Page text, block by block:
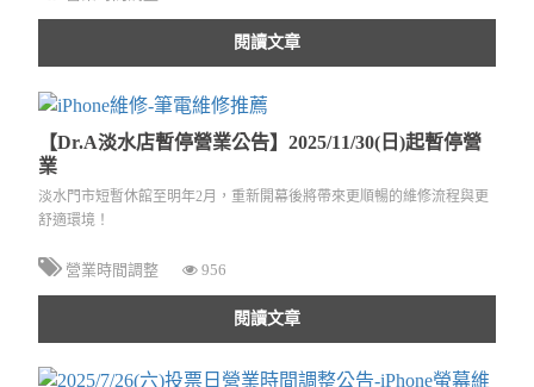
閱讀文章
【Dr.A淡水店暫停營業公告】2025/11/30(日)起暫停營
業
淡水門市短暫休館至明年2月，重新開幕後將帶來更順暢的維修流程與更
舒適環境！
營業時間調整 956
閱讀文章